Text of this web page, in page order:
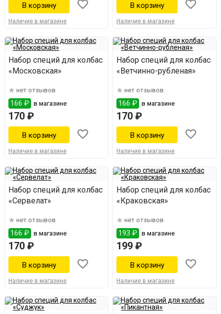
Наличие в магазине Наличие в магазине
Набор специй для колбас
«Московская»
нет отзывов
166 ₽ в магазине
170 ₽
Наличие в магазине
Набор специй для колбас
«Ветчинно-рубленая»
нет отзывов
166 ₽ в магазине
170 ₽
Наличие в магазине
Набор специй для колбас
«Сервелат»
нет отзывов
166 ₽ в магазине
170 ₽
Наличие в магазине
Набор специй для колбас
«Краковская»
нет отзывов
193 ₽ в магазине
199 ₽
Наличие в магазине